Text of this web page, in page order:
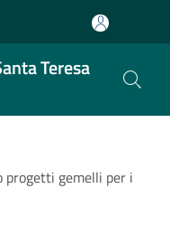
Teresa
progetti gemelli per i